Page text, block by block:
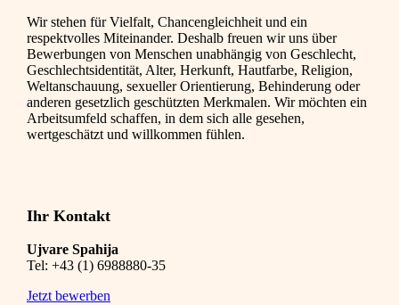
Wir stehen für Vielfalt, Chancengleichheit und ein
respektvolles Miteinander. Deshalb freuen wir uns über
Bewerbungen von Menschen unabhängig von Geschlecht,
Geschlechtsidentität, Alter, Herkunft, Hautfarbe, Religion,
Weltanschauung, sexueller Orientierung, Behinderung oder
anderen gesetzlich geschützten Merkmalen. Wir möchten ein
Arbeitsumfeld schaffen, in dem sich alle gesehen,
wertgeschätzt und willkommen fühlen.
Ihr Kontakt
Ujvare Spahija
Tel: +43 (1) 6988880-35
Jetzt bewerben